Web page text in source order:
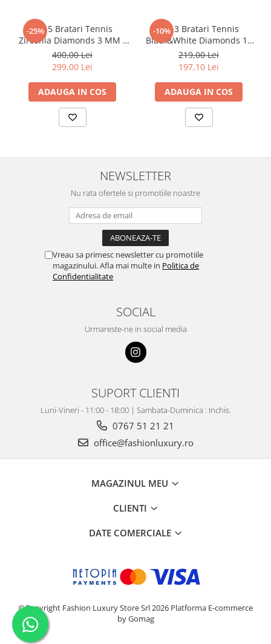
-25%
Set 5 Bratari Tennis
Zirconia Diamonds 3 MM /
19.5 CM
400,00 Lei
299,00 Lei
ADAUGA IN COS
-10%
Set 3 Bratari Tennis
Black&White Diamonds 19
CM
219,00 Lei
197,10 Lei
ADAUGA IN COS
NEWSLETTER
Nu rata ofertele si promotiile noastre
Vreau sa primesc newsletter cu promotiile
magazinului. Afla mai multe in Politica de
Confidentialitate
SOCIAL
Urmareste-ne in social media
SUPORT CLIENTI
Luni-Vineri - 11:00 - 18:00 | Sambata-Duminica : Inchis.
0767 51 21 21
office@fashionluxury.ro
MAGAZINUL MEU
CLIENTI
DATE COMERCIALE
©Copyright Fashion Luxury Store Srl 2026 Platforma E-commerce
by Gomag